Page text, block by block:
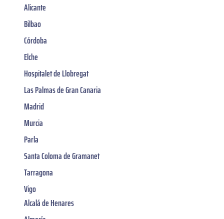
Alicante
Bilbao
Córdoba
Elche
Hospitalet de Llobregat
Las Palmas de Gran Canaria
Madrid
Murcia
Parla
Santa Coloma de Gramanet
Tarragona
Vigo
Alcalá de Henares